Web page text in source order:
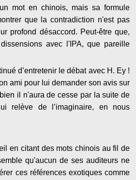
mot en chinois, mais sa formule
que la contradiction n'est pas
profond désaccord. Peut-être que,
avec l'IPA, que pareille
d’entretenir le débat avec H. Ey !
ami pour lui demander son avis sur
il n'aura de cesse par la suite de
relève de l’imaginaire, en nous
en citant des mots chinois au fil de
qu'aucun de ses auditeurs ne
ces références exotiques comme